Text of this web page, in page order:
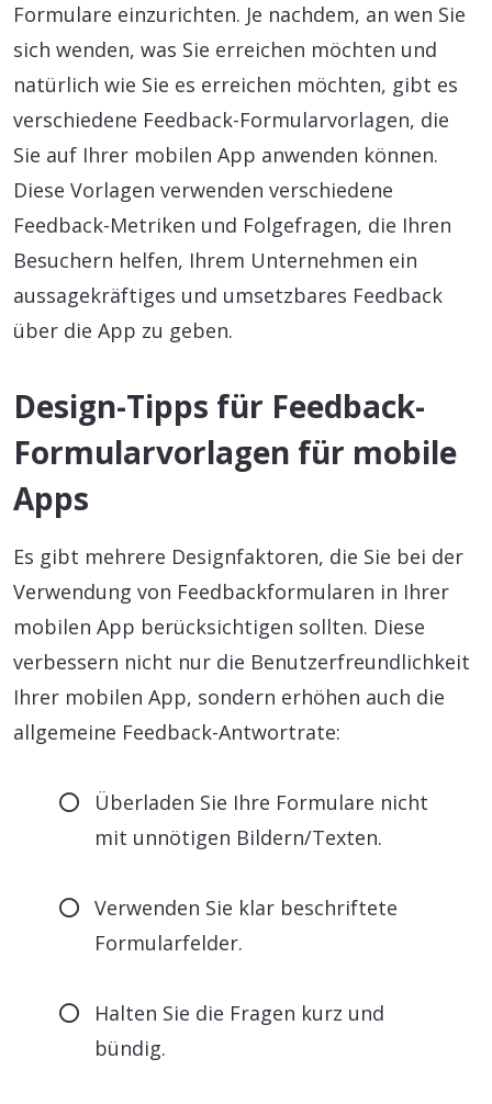
Formulare einzurichten. Je nachdem, an wen Sie
sich wenden, was Sie erreichen möchten und
natürlich wie Sie es erreichen möchten, gibt es
verschiedene Feedback-Formularvorlagen, die
Sie auf Ihrer mobilen App anwenden können.
Diese Vorlagen verwenden verschiedene
Feedback-Metriken und Folgefragen, die Ihren
Besuchern helfen, Ihrem Unternehmen ein
aussagekräftiges und umsetzbares Feedback
über die App zu geben.
Design-Tipps für Feedback-
Formularvorlagen für mobile
Apps
Es gibt mehrere Designfaktoren, die Sie bei der
Verwendung von Feedbackformularen in Ihrer
mobilen App berücksichtigen sollten. Diese
verbessern nicht nur die Benutzerfreundlichkeit
Ihrer mobilen App, sondern erhöhen auch die
allgemeine Feedback-Antwortrate:
Überladen Sie Ihre Formulare nicht
mit unnötigen Bildern/Texten.
Verwenden Sie klar beschriftete
Formularfelder.
Halten Sie die Fragen kurz und
bündig.